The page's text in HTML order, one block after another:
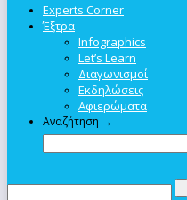
Experts Corner
Έξτρα
Infographics
Let’s Learn
Διαγωνισμοί
Εκδηλώσεις
Αφιερώματα
Αναζήτηση →